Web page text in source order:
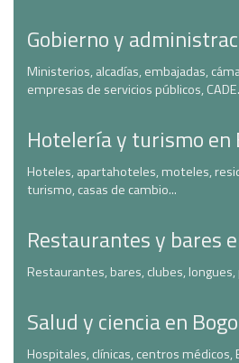
Gobierno y
Ministerios, alcadías, embajadas,
empresas de servicios públicos,
Hotelería y turismo en
Hoteles, apartahoteles, moteles,
turismo, casas de cambio...
Restaurantes y bares
Restaurantes, bares, clubes,
Salud y ciencia en
Hospitales, clínicas, centros médicos,